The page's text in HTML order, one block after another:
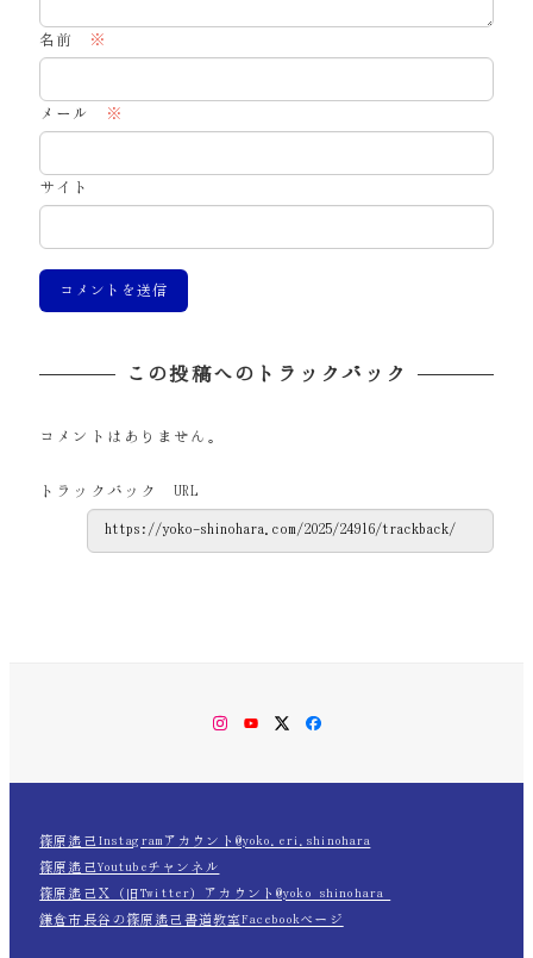
名前 ※
メール ※
サイト
この投稿へのトラックバック
コメントはありません。
トラックバック URL
Instagram
YouTubeTwitterFacebook
篠原遙己Instagramアカウント@yoko.eri.shinohara
篠原遙己Youtubeチャンネル
篠原遙己Ｘ（旧Twitter）アカウント@yoko_shinohara_
鎌倉市長谷の篠原遙己書道教室Facebookページ